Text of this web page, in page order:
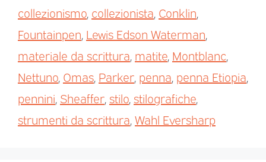
collezionismo, collezionista, Conklin,
Fountainpen, Lewis Edson Waterman,
materiale da scrittura, matite, Montblanc,
Nettuno, Omas, Parker, penna, penna Etiopia,
pennini, Sheaffer,stilo,stilografiche,
strumenti da scrittura,Wahl Eversharp